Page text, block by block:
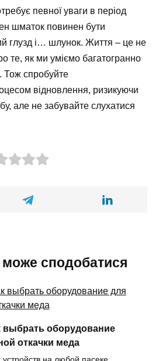
певної уваги в період
шматок повинен бути
глузд і… шлунок. Життя – це не
те, як ми уміємо багатогранно
Тож спробуйте
відновлення, ризикуючи
але не забувайте слухатися
сподобатися
выбрать оборудование
откачки меда